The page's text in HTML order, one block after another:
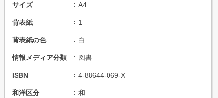
サイズ A4
背表紙 1
背表紙の色 白
情報メディア分類 図書
ISBN 4-88644-069-X
和洋区分 和